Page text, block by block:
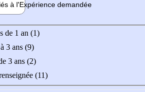
à l'Expérience demandée
de 1 an (1)
3 ans (9)
3 ans (2)
(11)